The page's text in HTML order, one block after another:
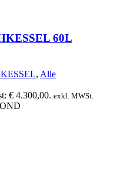
60L
, Alle
€ 4.300,00. exkl. MWSt.